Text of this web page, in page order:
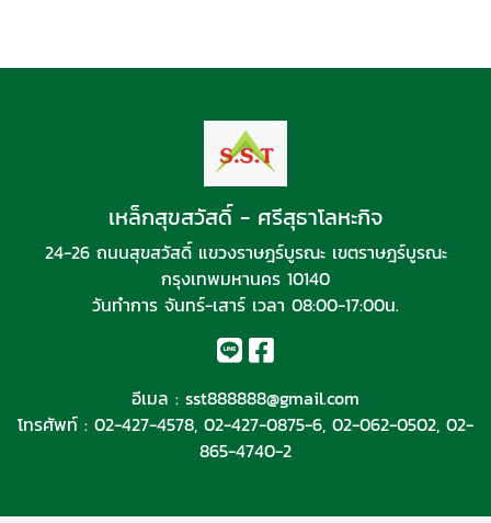
เหล็กสุขสวัสดิ์ - ศรีสุธาโลหะกิจ
24-26 ถนนสุขสวัสดิ์ แขวงราษฎร์บูรณะ เขตราษฎร์บูรณะ
กรุงเทพมหานคร 10140
วันทำการ จันทร์-เสาร์ เวลา 08:00-17:00น.
อีเมล : sst888888@gmail.com
โทรศัพท์ : 02-427-4578, 02-427-0875-6, 02-062-0502, 02-
865-4740-2